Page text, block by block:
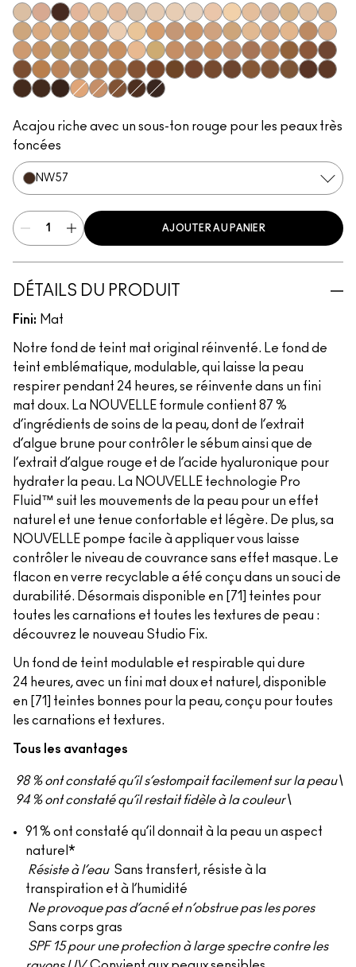
NC5N12NW63
N11N10N18NC10NW5NW10NC12N4 NC13NW13N4.5NC15N4.75NC16
NC17NC18NW15NC20NW18C4C40NC25NW20
NW22NC27NC30
N5 N6 C3.5NW25
N6.5
NC35NC37NC38NC40NC41NC42C4.5C45NC43.5
NC44NC44.5
NW30
NW33NW35NW40NW43
NW44
NW45
C8NC45NC45.5
NC46NC47NC50NW46NW47
Acajou riche avec un sous-ton rouge pour les peaux très
foncées
NW57
AJOUTER AU PANIER
DÉTAILS DU PRODUIT
Fini: Mat
Notre fond de teint mat original réinventé. Le fond de
teint emblématique, modulable, qui laisse la peau
respirer pendant 24 heures, se réinvente dans un fini
mat doux. La NOUVELLE formule contient 87 %
d’ingrédients de soins de la peau, dont de l’extrait
d’algue brune pour contrôler le sébum ainsi que de
l’extrait d’algue rouge et de l’acide hyaluronique pour
hydrater la peau. La NOUVELLE technologie Pro
Fluid™ suit les mouvements de la peau pour un effet
naturel et une tenue confortable et légère. De plus, sa
NOUVELLE pompe facile à appliquer vous laisse
contrôler le niveau de couvrance sans effet masque. Le
flacon en verre recyclable a été conçu dans un souci de
durabilité. Désormais disponible en [71] teintes pour
toutes les carnations et toutes les textures de peau :
découvrez le nouveau Studio Fix.
Un fond de teint modulable et respirable qui dure
24 heures, avec un fini mat doux et naturel, disponible
en [71] teintes bonnes pour la peau, conçu pour toutes
les carnations et textures.
Tous les avantages
98 % ont constaté qu’il s’estompait facilement sur la peau\
94 % ont constaté qu’il restait fidèle à la couleur\
91 % ont constaté qu’il donnait à la peau un aspect
naturel*
Résiste à l’eau Sans transfert, résiste à la
transpiration et à l’humidité
Ne provoque pas d’acné et n’obstrue pas les pores
Sans corps gras
SPF 15 pour une protection à large spectre contre les